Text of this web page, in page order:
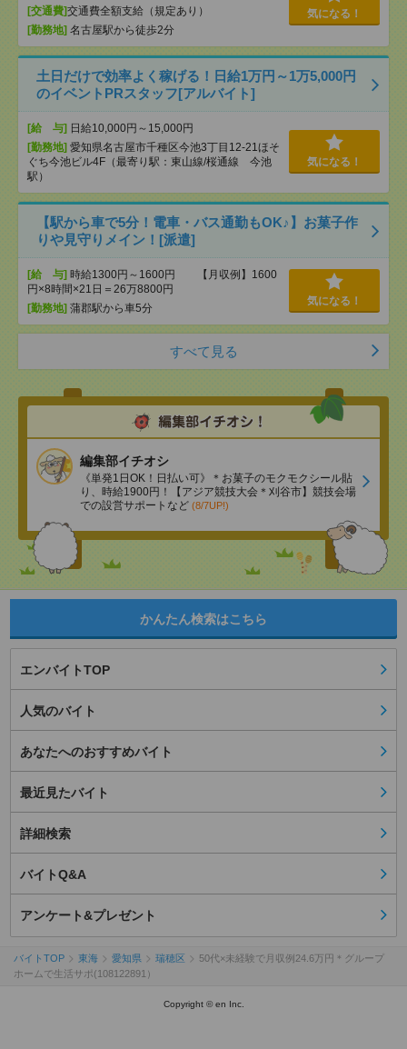
[交通費]交通費全額支給（規定あり）
[勤務地] 名古屋駅から徒歩2分
気になる！
土日だけで効率よく稼げる！日給1万円～1万5,000円
のイベントPRスタッフ[アルバイト]
[給 与] 日給10,000円～15,000円
[勤務地] 愛知県名古屋市千種区今池3丁目12-21ほそ
ぐち今池ビル4F（最寄り駅：東山線/桜通線 今池
駅）
気になる！
【駅から車で5分！電車・バス通勤もOK♪】お菓子作
りや見守りメイン！[派遣]
[給 与] 時給1300円～1600円 【月収例】1600
円×8時間×21日＝26万8800円
[勤務地] 蒲郡駅から車5分
気になる！
すべて見る
編集部イチオシ
《単発1日OK！日払い可》＊お菓子のモクモクシール貼
り、時給1900円！【アジア競技大会＊刈谷市】競技会場
での設営サポートなど (8/7UP!)
かんたん検索はこちら
エンバイトTOP
人気のバイト
あなたへのおすすめバイト
最近見たバイト
詳細検索
バイトQ&A
アンケート&プレゼント
バイトTOP 東海 愛知県 瑞穂区
50代×未経験で月収例24.6万円＊グループ
ホームで生活サポ(108122891）
Copyright © en Inc.